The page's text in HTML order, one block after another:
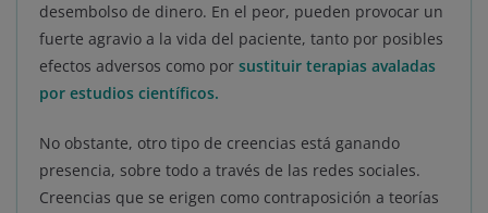
desembolso de dinero. En el peor, pueden provocar un
fuerte agravio a la vida del paciente, tanto por posibles
efectos adversos como por sustituir terapias avaladas
por estudios científicos.
No obstante, otro tipo de creencias está ganando
presencia, sobre todo a través de las redes sociales.
Creencias que se erigen como contraposición a teorías